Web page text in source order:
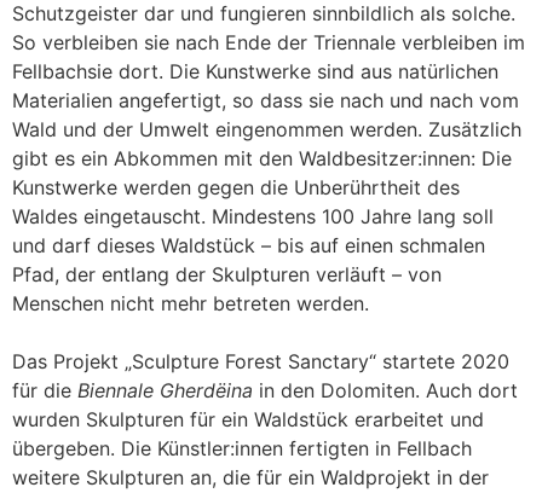
Schutzgeister dar und fungieren sinnbildlich als solche.
So verbleiben sie nach Ende der Triennale verbleiben im
Fellbachsie dort. Die Kunstwerke sind aus natürlichen
Materialien angefertigt, so dass sie nach und nach vom
Wald und der Umwelt eingenommen werden. Zusätzlich
gibt es ein Abkommen mit den Waldbesitzer:innen: Die
Kunstwerke werden gegen die Unberührtheit des
Waldes eingetauscht. Mindestens 100 Jahre lang soll
und darf dieses Waldstück – bis auf einen schmalen
Pfad, der entlang der Skulpturen verläuft – von
Menschen nicht mehr betreten werden.
Das Projekt „Sculpture Forest Sanctary“ startete 2020
für die Biennale Gherdëina in den Dolomiten. Auch dort
wurden Skulpturen für ein Waldstück erarbeitet und
übergeben. Die Künstler:innen fertigten in Fellbach
weitere Skulpturen an, die für ein Waldprojekt in der